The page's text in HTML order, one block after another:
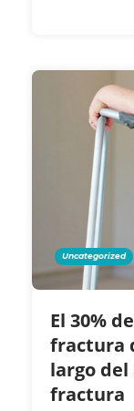
Uncategorized
El 30%
fractura
largo
fractura